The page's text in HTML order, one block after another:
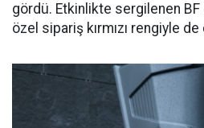
gördü. Etkinlikte sergilenen BF
özel sipariş kırmızı rengiyle